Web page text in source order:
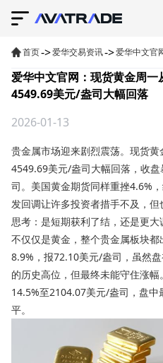
首页->爱华交易资讯->爱华中文官
爱华中文官网：现货黄金周
4549.69美元/盎司大幅回落
2026-01-13
贵金属市场迎来剧烈震荡。 现货黄
4549.69美元/盎司大幅回落，收
司。美国黄金期货同样重挫4.6%
发回调让许多投资者措手不及，
思考：是短期获利了结，还是更大
不仅仅是黄金，整个贵金属板块
8.9%，报72.10美元/盎司，虽然
的历史高位，但最终未能守住涨
14.5%至2104.07美元/盎司，盘
平。